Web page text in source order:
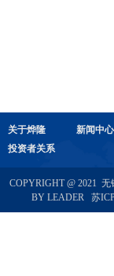
关于烨隆 新闻中心
投资者关系
COPYRIGHT @ 2021
BY LEADER 苏